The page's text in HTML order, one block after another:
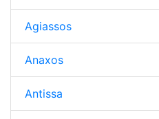
Agiassos
Anaxos
Antissa